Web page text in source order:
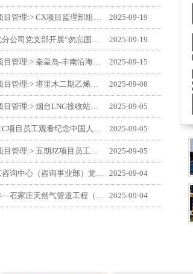
2025-09-19
2025-09-19
2025-09-15
2025-09-08
2025-09-05
2025-09-05
2025-09-05
2025-09-04
2025-09-04